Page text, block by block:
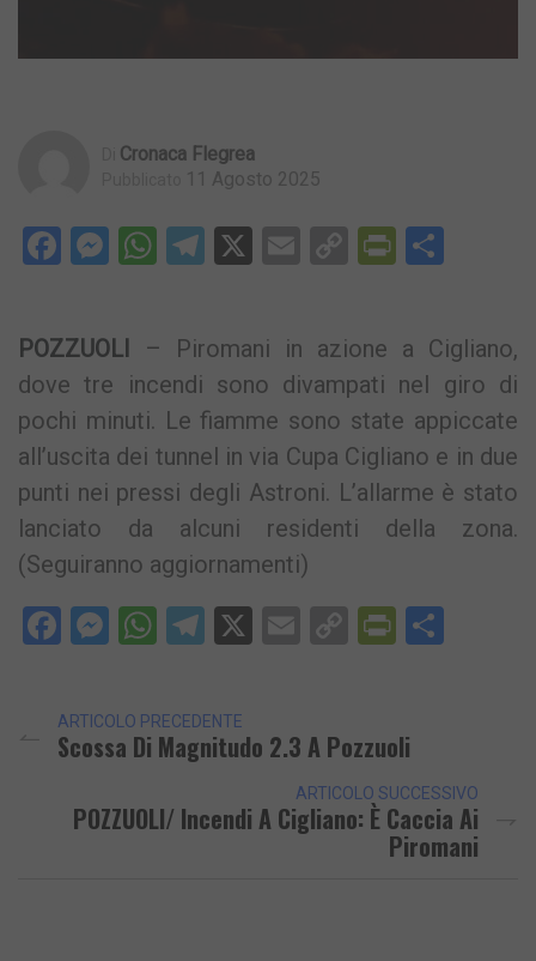
Cronaca Flegrea
11 Agosto 2025
Facebook
Messenger
WhatsApp
Telegram
X EmailCopy
POZZUOLI
– Piromani in azione a Cigliano,
dove tre incendi sono divampati nel giro di
pochi minuti. Le fiamme sono state appiccate
all’uscita dei tunnel in via Cupa Cigliano e in due
punti nei pressi degli Astroni. L’allarme è stato
lanciato da alcuni residenti della zona.
(Seguiranno aggiornamenti)
Facebook
Messenger
WhatsApp
Telegram
X EmailCopy
ARTICOLO PRECEDENTE
Scossa Di Magnitudo 2.3 A Pozzuoli
ARTICOLO SUCCESSIVO
POZZUOLI/ Incendi A Cigliano: È Caccia Ai
Piromani